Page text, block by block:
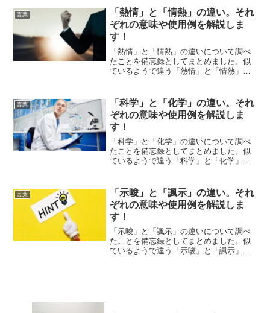
言葉
「熱情」と「情熱」の違い。それ
ぞれの意味や使用例を解説しま
す！
「熱情」と「情熱」の違いについて調べ
たことを備忘録としてまとめました。似
ているようで違う「熱情」と「情熱」の
言葉
「科学」と「化学」の違い。それ
ぞれの意味や使用例を解説しま
す！
「科学」と「化学」の違いについて調べ
たことを備忘録としてまとめました。似
ているようで違う「科学」と「化学」の
言葉
「示唆」と「諷示」の違い。それ
ぞれの意味や使用例を解説しま
す！
「示唆」と「諷示」の違いについて調べ
たことを備忘録としてまとめました。似
ているようで違う「示唆」と「諷示」の